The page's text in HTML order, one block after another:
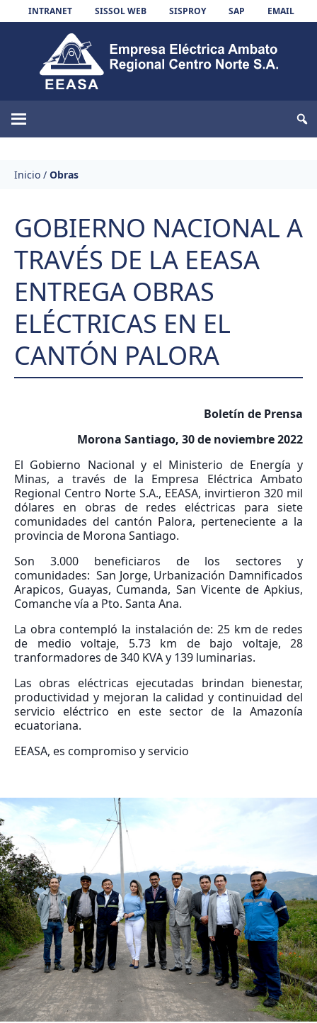
Skip to content
INTRANET SISSOL WEB SISPROY SAP EMAIL
EEASA
Inicio / Obras
GOBIERNO NACIONAL A
TRAVÉS DE LA EEASA
ENTREGA OBRAS
ELÉCTRICAS EN EL
CANTÓN PALORA
Boletín de Prensa
Morona Santiago, 30 de noviembre 2022
El Gobierno Nacional y el Ministerio de Energía y
Minas, a través de la Empresa Eléctrica Ambato
Regional Centro Norte S.A., EEASA, invirtieron 320 mil
dólares en obras de redes eléctricas para siete
comunidades del cantón Palora, perteneciente a la
provincia de Morona Santiago.
Son 3.000 beneficiaros de los sectores y
comunidades: San Jorge, Urbanización Damnificados
Arapicos, Guayas, Cumanda, San Vicente de Apkius,
Comanche vía a Pto. Santa Ana.
La obra contempló la instalación de: 25 km de redes
de medio voltaje, 5.73 km de bajo voltaje, 28
tranformadores de 340 KVA y 139 luminarias.
Las obras eléctricas ejecutadas brindan bienestar,
productividad y mejoran la calidad y continuidad del
servicio eléctrico en este sector de la Amazonía
ecuatoriana.
EEASA, es compromiso y servicio